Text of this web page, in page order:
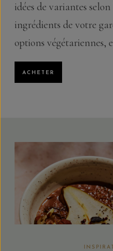
idées de variantes
ingrédients de votre
options végétariennes,
ACHETER